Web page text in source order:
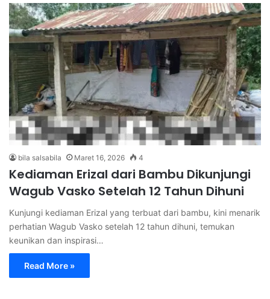
bila salsabila Maret 16, 2026 4
Kediaman Erizal dari Bambu Dikunjungi
Wagub Vasko Setelah 12 Tahun Dihuni
Kunjungi kediaman Erizal yang terbuat dari bambu, kini menarik
perhatian Wagub Vasko setelah 12 tahun dihuni, temukan
keunikan dan inspirasi…
Read More »